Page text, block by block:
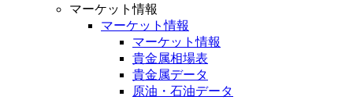
マーケット情報
マーケット情報
マーケット情報
貴金属相場表
貴金属データ
原油・石油データ